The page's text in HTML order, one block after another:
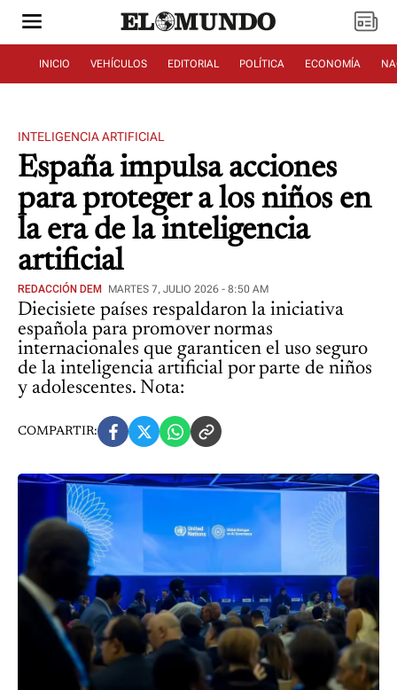
INICIO VEHÍCULOS EDITORIAL POLÍTICA ECONOMÍA
INTELIGENCIA ARTIFICIAL
España impulsa acciones
para proteger a los niños en
la era de la inteligencia
artificial
REDACCIÓN DEM MARTES 7, JULIO 2026 - 8:50 AM
Diecisiete países respaldaron la iniciativa
española para promover normas
internacionales que garanticen el uso seguro
de la inteligencia artificial por parte de niños
y adolescentes. Nota:
COMPARTIR: